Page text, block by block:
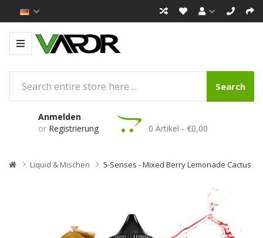
Search
Anmelden
or Registrierung 0 Artikel - €0,00
Liquid & Mischen 5-Senses - Mixed Berry Lemonade Cactus